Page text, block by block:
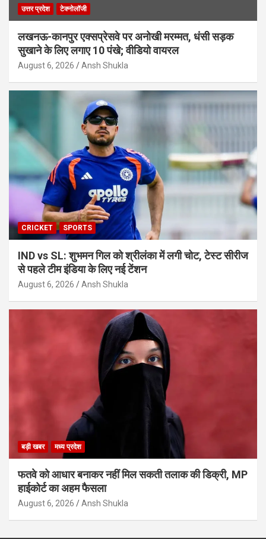
उत्तर प्रदेश टेक्नोलॉजी
लखनऊ-कानपुर एक्सप्रेसवे पर अनोखी मरम्मत, धंसी सड़क
सुखाने के लिए लगाए 10 पंखे; वीडियो वायरल
August 6, 2026 Ansh Shukla
CRICKET SPORTS
IND vs SL: शुभमन गिल को श्रीलंका में लगी चोट, टेस्ट सीरीज
से पहले टीम इंडिया के लिए नई टेंशन
August 6, 2026 Ansh Shukla
बड़ी खबर मध्य प्रदेश
फतवे को आधार बनाकर नहीं मिल सकती तलाक की डिक्री, MP
हाईकोर्ट का अहम फैसला
August 6, 2026 Ansh Shukla